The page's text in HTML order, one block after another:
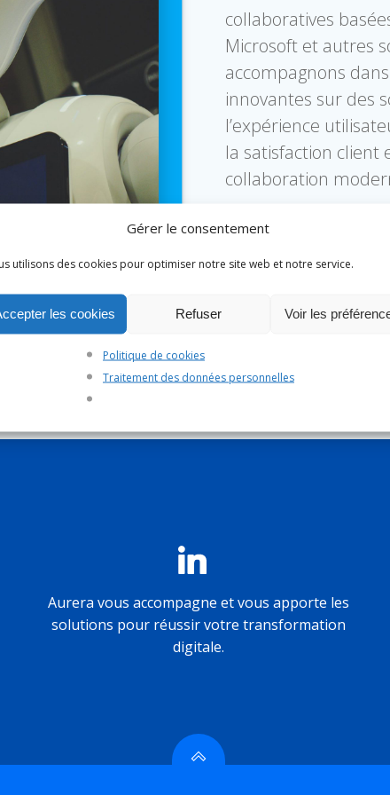
Gérer le consentement
utilisons des cookies pour optimiser notre site web et notre service.
les cookies Refuser Voir les
Politique de cookies
Traitement des données personnelles
collaboratives
Microsoft et autres
accompagnons
innovantes sur des
l’expérience
la satisfaction client
collaboration
ENVIRONNEMENTS
Aurera vous accompagne et vous apporte les
solutions pour réussir votre transformation
digitale.